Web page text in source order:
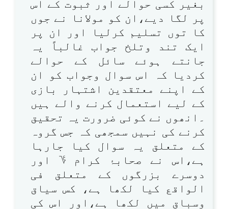
بغیر کسی حوالے اور ثبوت کے اس
پر لگا دیے،ان کو مولانا نے جوں
کا توں تسلیم کرلیا اور ان پر
ایک تند وتلخ جواب غالباً یہ
جانتے ہوئے سائل کے حوالے
کردیا کہ اس سوال وجواب کو ان
کے اپنے معتقدین اشتہار بازی
کے لیے استعمال کرنے والے ہیں
۔انھوں نے کوئی ضرورت یہ تحقیق
کرنے کی نہیں سمجھی کہ جس گروہ
کے متعلق یہ سوال کیا جارہا
ہے،اس نے صحابۂ کرام ؇ اور
دوسرے بزرگوں کے متعلق فی
الواقع کیا لکھا ہے، کس سیاق
وسباق میں لکھا ہے،اور اس کی